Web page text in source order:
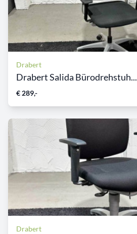
Drabert
Drabert Salida Bürodrehstuh...
€ 289,-
Drabert